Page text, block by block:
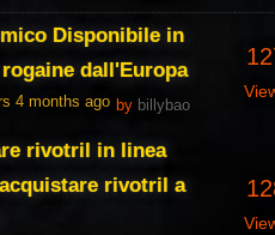
Disponibile in
rogaine dall'Europa
4 months ago by billybao
rivotril in linea
rivotril a